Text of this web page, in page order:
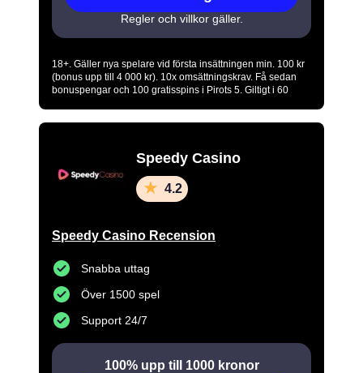
Regler och villkor gäller.
18+. Gäller nya spelare vid första insättningen min. 100 kr
(bonus upp till 4 000 kr). 10x omsättningskrav. Få sedan
bonuspengar och 100 gratisspins i Pirots 5. Giltigt i 60
Speedy Casino
4.2
Speedy Casino Recension
Snabba uttag
Över 1500 spel
Support 24/7
100% upp till 1000 kronor